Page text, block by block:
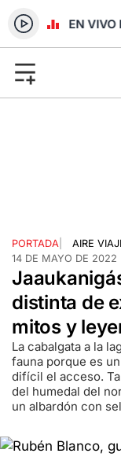
RADIO EN VIVO
PORTADA
AIRE
14 DE MAYO DE 2022
distinta de
mitos y
La cabalgata a la
fauna porque es
difícil el acceso.
del humedal del
un albardón con